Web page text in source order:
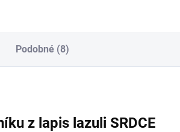
Podobné (8)
z lapis lazuli SRDCE